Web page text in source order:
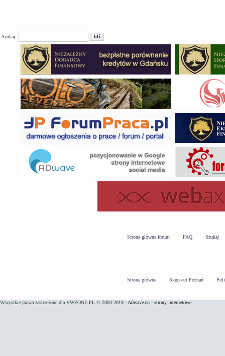
Szukaj:
Strona główna forum FAQ Szukaj
Strona główna Skup aut Poznań
Wszystkie prawa zastrzeżone dla VWZONE.PL © 2003-2019 - Adwave.eu - strony internetowe